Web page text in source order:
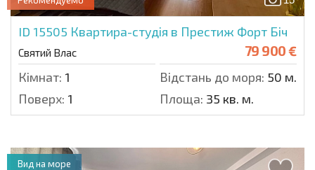
ID 15505 Квартира-студія в Престиж Форт Біч
Святий Влас 79 900 €
Кімнат: 1 Відстань до моря: 50 м.
Поверх: 1 Площа: 35 кв. м.
Вид на море